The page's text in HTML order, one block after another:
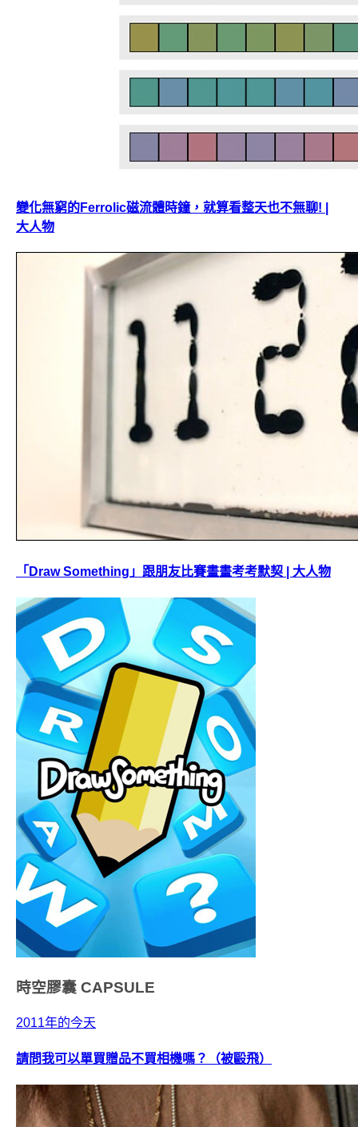
變化無窮的Ferrolic磁流體時鐘，就算看整天也不無聊! |
大人物
「Draw Something」跟朋友比賽畫畫考考默契 | 大人物
時空膠囊 CAPSULE
2011年的今天
請問我可以單買贈品不買相機嗎？（被毆飛）